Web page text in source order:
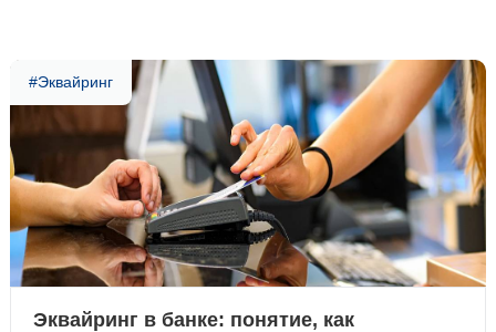
#Эквайринг
Эквайринг в банке: понятие, как